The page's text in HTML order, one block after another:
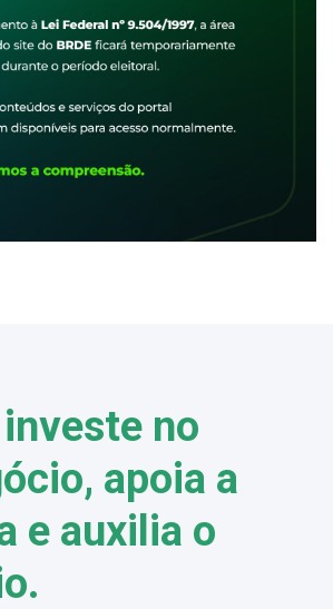
investe no
apoia a
e auxilia o